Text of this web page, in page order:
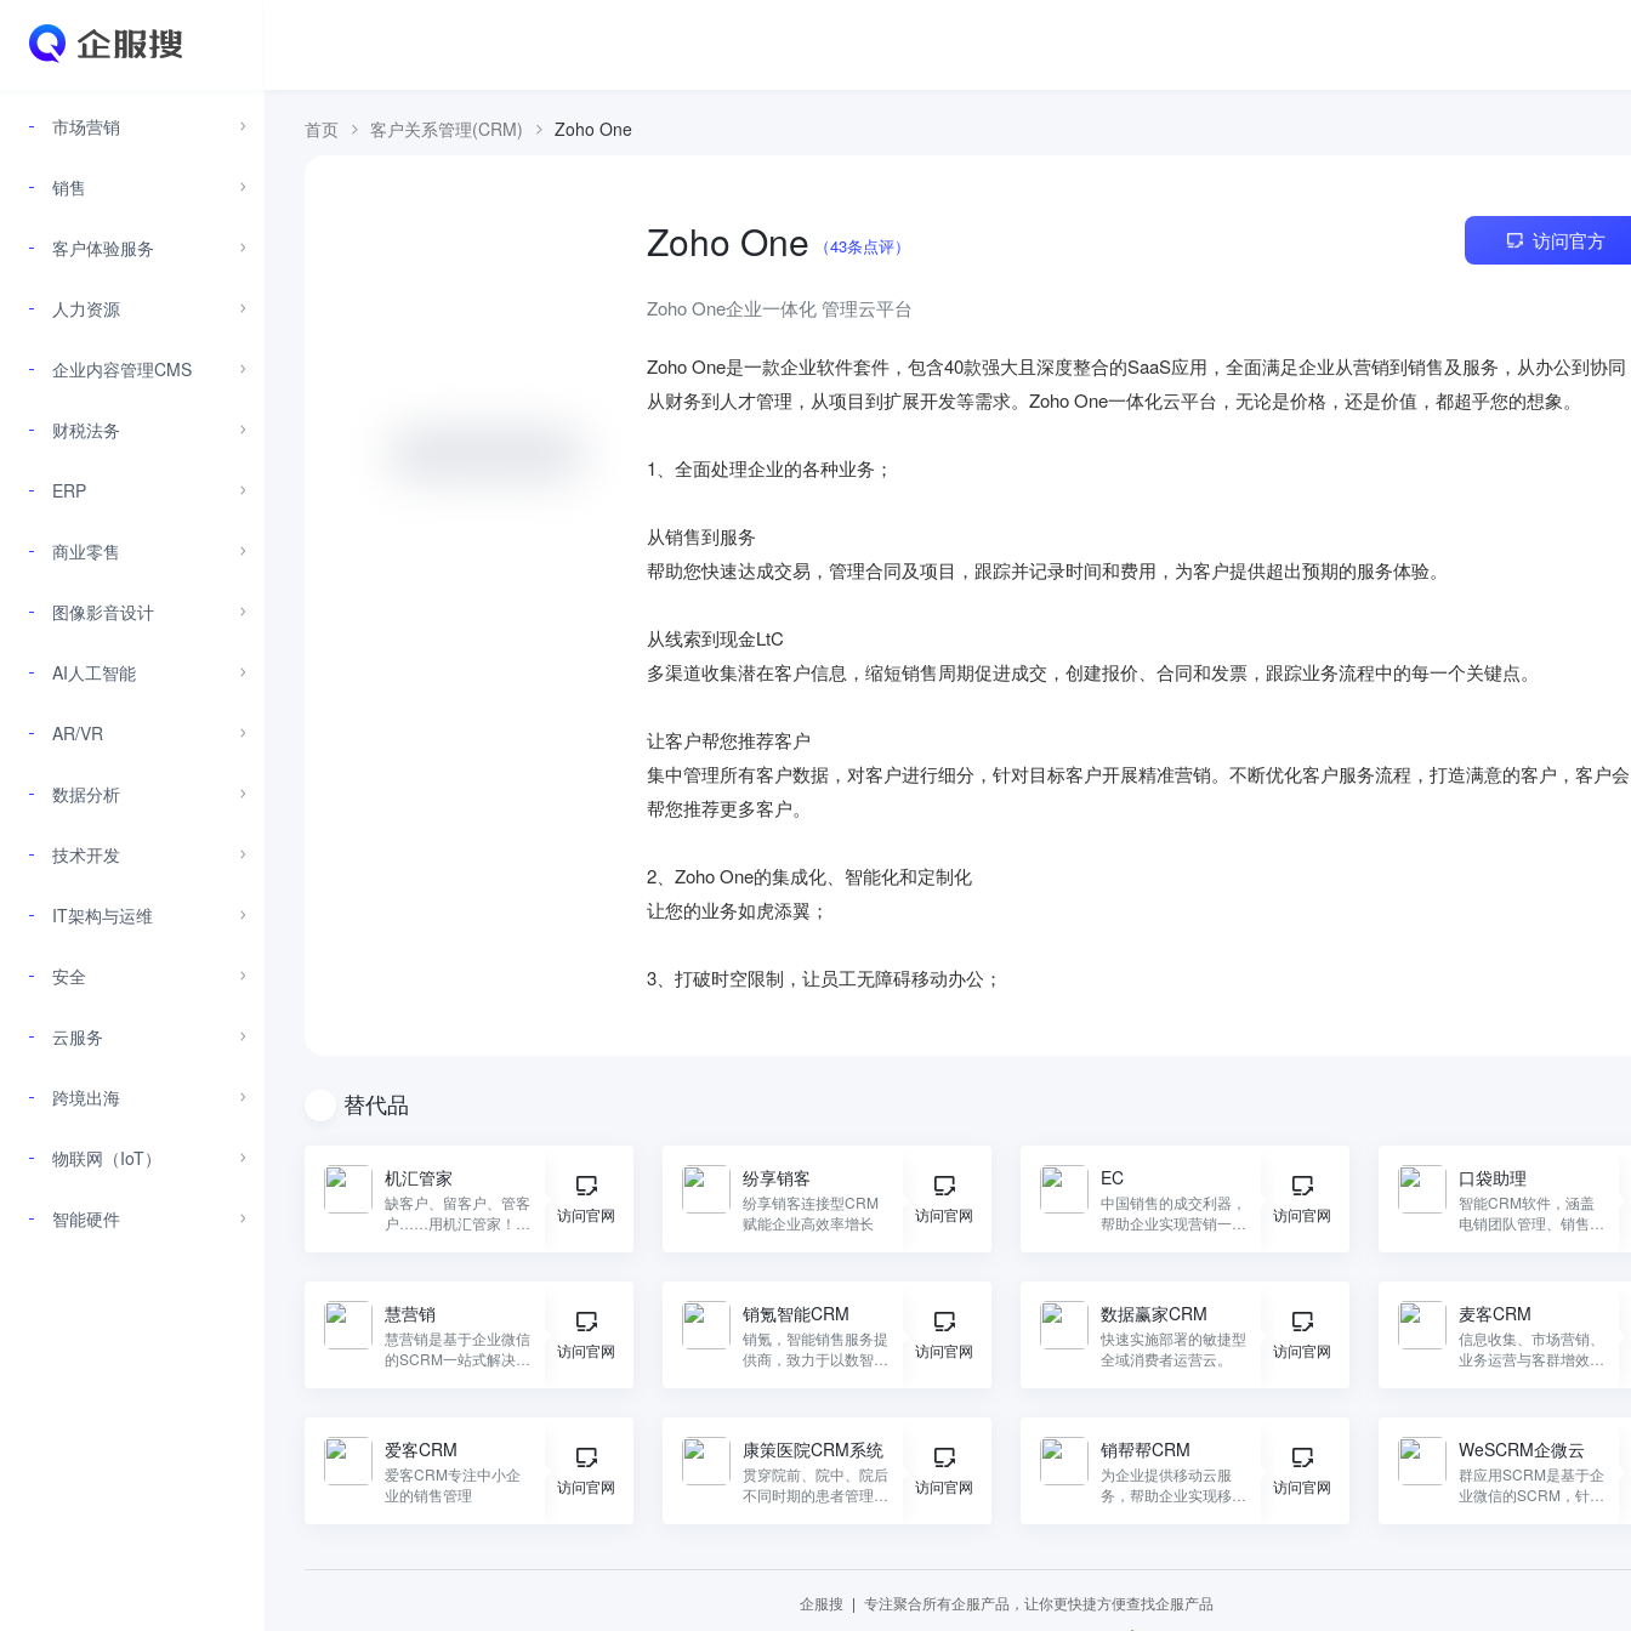
市场营销
销售
客户体验服务
人力资源
企业内容管理CMS
财税法务
ERP
商业零售
图像影音设计
AI人工智能
AR/VR
数据分析
技术开发
IT架构与运维
安全
云服务
跨境出海
物联网（IoT）
智能硬件
首页 客户关系管理(CRM) Zoho One
Zoho One （43条点评） 访问官方
Zoho One企业一体化 管理云平台
Zoho One是一款企业软件套件，包含40款强大且深度整合的SaaS应用，全面满足企业从营销到销售及服务，从办公到协同
从财务到人才管理，从项目到扩展开发等需求。Zoho One一体化云平台，无论是价格，还是价值，都超乎您的想象。
1、全面处理企业的各种业务；
从销售到服务
帮助您快速达成交易，管理合同及项目，跟踪并记录时间和费用，为客户提供超出预期的服务体验。
从线索到现金LtC
多渠道收集潜在客户信息，缩短销售周期促进成交，创建报价、合同和发票，跟踪业务流程中的每一个关键点。
让客户帮您推荐客户
集中管理所有客户数据，对客户进行细分，针对目标客户开展精准营销。不断优化客户服务流程，打造满意的客户，客户会
帮您推荐更多客户。
2、Zoho One的集成化、智能化和定制化
让您的业务如虎添翼；
3、打破时空限制，让员工无障碍移动办公；
替代品
机汇管家
缺客户、留客户、管客
户……用机汇管家！数
访问官网
纷享销客
纷享销客连接型CRM
赋能企业高效率增长
访问官网
EC
中国销售的成交利器，
帮助企业实现营销一体
访问官网
口袋助理
智能CRM软件，涵盖
电销团队管理、销售业
企业业绩增长。
慧营销
慧营销是基于企业微信
的SCRM一站式解决方
会话存档等6大核心价
值
访问官网
销氪智能CRM
销氪，智能销售服务提
供商，致力于以数智科
访问官网
数据赢家CRM
快速实施部署的敏捷型
全域消费者运营云。
访问官网
麦客CRM
信息收集、市场营销、
业务运营与客群增效全
爱客CRM
爱客CRM专注中小企
业的销售管理
访问官网
康策医院CRM系统
贯穿院前、院中、院后
不同时期的患者管理、
访问官网
销帮帮CRM
为企业提供移动云服
务，帮助企业实现移动
访问官网
WeSCRM企微云
群应用SCRM是基于企
业微信的SCRM，针对
难题。
企服搜
专注聚合所有企服产品，让你更快捷方便查找企服产品